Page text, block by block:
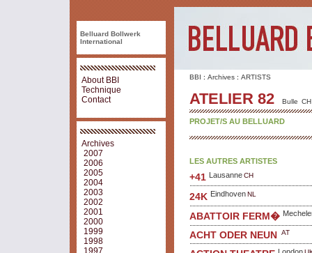
BBI : Archives : ARTISTS
ATELIER 82 Bulle CH
PROJET/S AU BELLUARD
LES AUTRES ARTISTES
+41 LausanneCH
24K EindhovenNL
ABATTOIR FERM�
ACHT ODER NEUN AT
Belluard Bollwerk
International
About BBI
Technique
Contact
Archives
2007
2006
2005
2004
2003
2002
2001
2000
1999
1998
1997